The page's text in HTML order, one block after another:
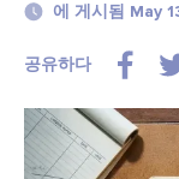
에 게시됨 May
공유하다